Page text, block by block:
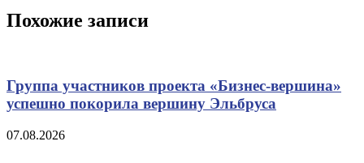
Похожие записи
Группа участников проекта «Бизнес‑вершина»
успешно покорила вершину Эльбруса
07.08.2026